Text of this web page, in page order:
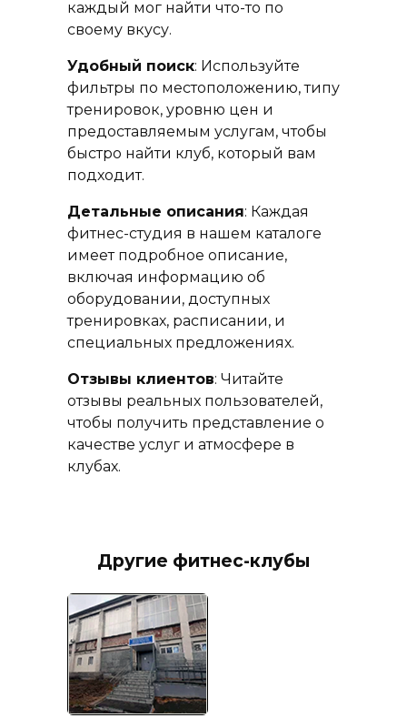
каждый мог найти что-то по
своему вкусу.
Удобный поиск: Используйте
фильтры по местоположению, типу
тренировок, уровню цен и
предоставляемым услугам, чтобы
быстро найти клуб, который вам
подходит.
Детальные описания: Каждая
фитнес-студия в нашем каталоге
имеет подробное описание,
включая информацию об
оборудовании, доступных
тренировках, расписании, и
специальных предложениях.
Отзывы клиентов: Читайте
отзывы реальных пользователей,
чтобы получить представление о
качестве услуг и атмосфере в
клубах.
Другие фитнес-клубы